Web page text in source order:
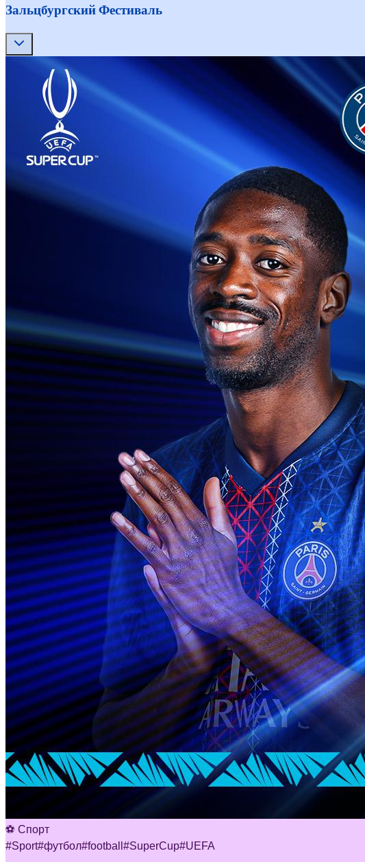
Зальцбургский Фестиваль
⚽ Спорт
#Sport#футбол#football #SuperCup#UEFA